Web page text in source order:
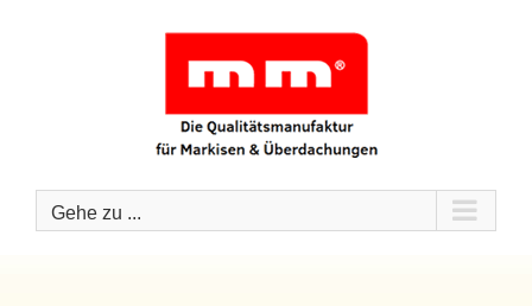
Gehe zu ...